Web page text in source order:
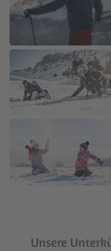
Unsere